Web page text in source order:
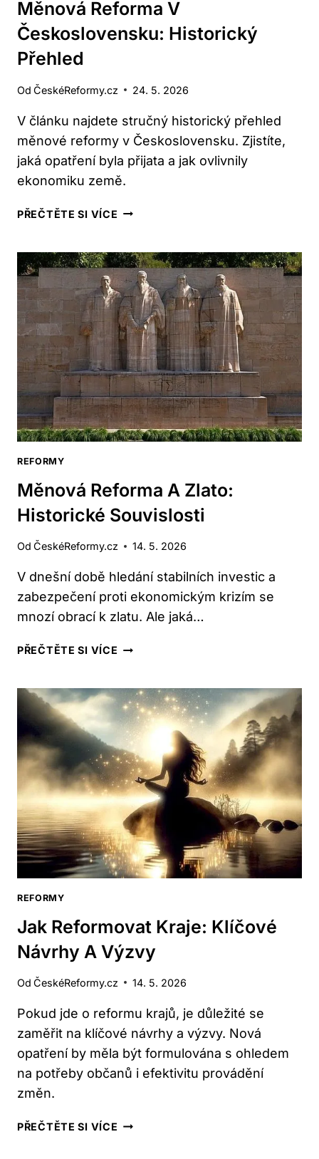
Měnová Reforma V
Československu: Historický
Přehled
Od ČeskéReformy.cz 24. 5. 2026
V článku najdete stručný historický přehled
měnové reformy v Československu. Zjistíte,
jaká opatření byla přijata a jak ovlivnily
ekonomiku země.
PŘEČTĚTE SI VÍCE MĚNOVÁ
ČESKOSLOVENSKU:
HISTORICKÝ
PŘEHLED
REFORMY
Měnová Reforma A Zlato:
Historické Souvislosti
Od ČeskéReformy.cz 14. 5. 2026
V dnešní době hledání stabilních investic a
zabezpečení proti ekonomickým krizím se
mnozí obrací k zlatu. Ale jaká…
PŘEČTĚTE SI VÍCE MĚNOVÁ
ZLATO:
HISTORICKÉ
SOUVISLOSTI
REFORMY
Jak Reformovat Kraje: Klíčové
Návrhy A Výzvy
Od ČeskéReformy.cz 14. 5. 2026
Pokud jde o reformu krajů, je důležité se
zaměřit na klíčové návrhy a výzvy. Nová
opatření by měla být formulována s ohledem
na potřeby občanů i efektivitu provádění
změn.
PŘEČTĚTE SI VÍCE JAK